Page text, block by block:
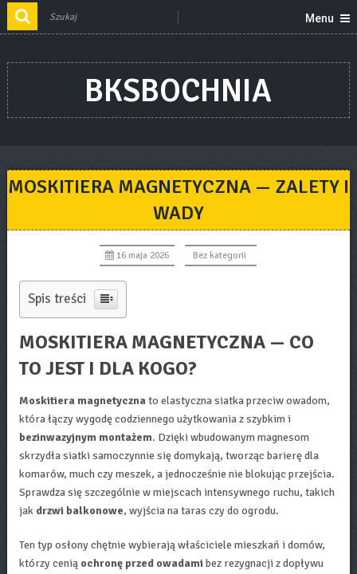
Menu
BKSBOCHNIA
MOSKITIERA MAGNETYCZNA — ZALETY I
WADY
16 maja 2026 Bez kategorii
Spis treści
MOSKITIERA MAGNETYCZNA — CO
TO JEST I DLA KOGO?
Moskitiera magnetycznato elastyczna siatka przeciw owadom,
która łączy wygodę codziennego użytkowania z szybkim i
bezinwazyjnym montażem. Dzięki wbudowanym magnesom
skrzydła siatki samoczynnie się domykają, tworząc barierę dla
komarów, much czy meszek, a jednocześnie nie blokując przejścia.
Sprawdza się szczególnie w miejscach intensywnego ruchu, takich
jak drzwi balkonowe, wyjścia na taras czy do ogrodu.
Ten typ osłony chętnie wybierają właściciele mieszkań i domów,
którzy cenią ochronę przed owadamibez rezygnacji z dopływu